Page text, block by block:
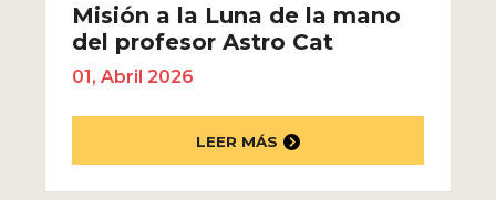
Misión a la Luna de la mano
del profesor Astro Cat
01, Abril 2026
LEER MÁS